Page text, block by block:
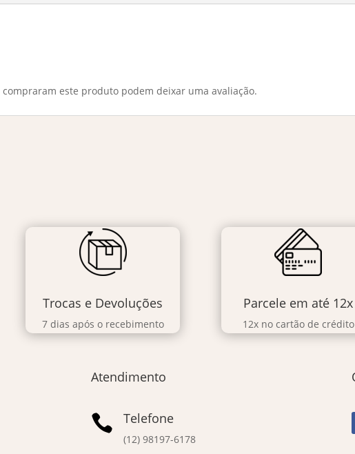
este produto podem deixar uma avaliação.
Trocas e Devoluções
7 dias após o recebimento
Parcele em até 12x
12x no cartão de crédito
Atendimento
 Telefone
(12) 98197-6178